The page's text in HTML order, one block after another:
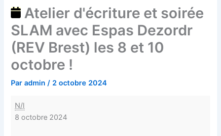
Atelier d'écriture et soirée
SLAM avec Espas Dezordr
(REV Brest) les 8 et 10
octobre !
Paradmin/ 2 octobre 2024
!
N/I
8 octobre 2024